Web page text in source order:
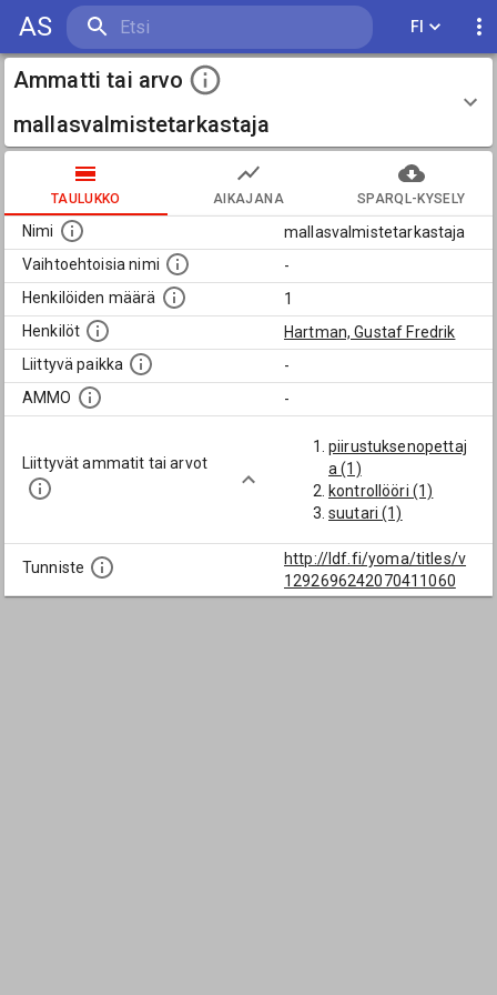
AS FI
Ammatti tai arvo
mallasvalmistetarkastaja
TAULUKKO AIKAJANA SPARQL-KYSELY
Nimi
mallasvalmistetarkastaja
Vaihtoehtoisia nimi
-
Henkilöiden määrä
1
Henkilöt
Hartman, Gustaf Fredrik
Liittyvä paikka
-
AMMO
-
Liittyvät ammatit tai arvot
piirustuksenopettaj
a (1)
kontrollööri (1)
suutari (1)
Tunniste
http://ldf.fi/yoma/titles/v
1292696242070411060